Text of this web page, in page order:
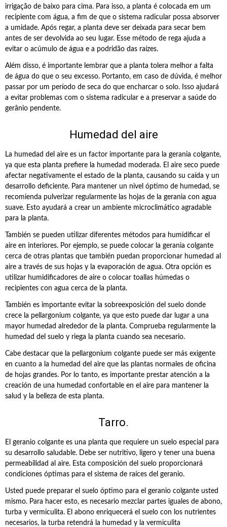
irrigação de baixo para cima. Para isso, a planta é colocada em um
recipiente com água, a fim de que o sistema radicular possa absorver
a umidade. Após regar, a planta deve ser deixada para secar bem
antes de ser devolvida ao seu lugar. Esse método de rega ajuda a
evitar o acúmulo de água e a podridão das raízes.
Além disso, é importante lembrar que a planta tolera melhor a falta
de água do que o seu excesso. Portanto, em caso de dúvida, é melhor
passar por um período de seca do que encharcar o solo. Isso ajudará
a evitar problemas com o sistema radicular e a preservar a saúde do
gerânio pendente.
Humedad del aire
La humedad del aire es un factor importante para la gerania colgante,
ya que esta planta prefiere la humedad moderada. El aire seco puede
afectar negativamente el estado de la planta, causando su caída y un
desarrollo deficiente. Para mantener un nivel óptimo de humedad, se
recomienda pulverizar regularmente las hojas de la gerania con agua
suave. Esto ayudará a crear un ambiente microclimático agradable
para la planta.
También se pueden utilizar diferentes métodos para humidificar el
aire en interiores. Por ejemplo, se puede colocar la gerania colgante
cerca de otras plantas que también puedan proporcionar humedad al
aire a través de sus hojas y la evaporación de agua. Otra opción es
utilizar humidificadores de aire o colocar toallas húmedas o
recipientes con agua cerca de la planta.
También es importante evitar la sobreexposición del suelo donde
crece la pellargonium colgante, ya que esto puede dar lugar a una
mayor humedad alrededor de la planta. Comprueba regularmente la
humedad del suelo y riega la planta cuando sea necesario.
Cabe destacar que la pellargonium colgante puede ser más exigente
en cuanto a la humedad del aire que las plantas normales de oficina
de hojas grandes. Por lo tanto, es importante prestar atención a la
creación de una humedad confortable en el aire para mantener la
salud y la belleza de esta planta.
Tarro.
El geranio colgante es una planta que requiere un suelo especial para
su desarrollo saludable. Debe ser nutritivo, ligero y tener una buena
permeabilidad al aire. Esta composición del suelo proporcionará
condiciones óptimas para el sistema de raíces del geranio.
Usted puede preparar el suelo óptimo para el geranio colgante usted
mismo. Para hacer esto, es necesario mezclar partes iguales de abono,
turba y vermiculita. El abono enriquecerá el suelo con los nutrientes
necesarios, la turba retendrá la humedad y la vermiculita